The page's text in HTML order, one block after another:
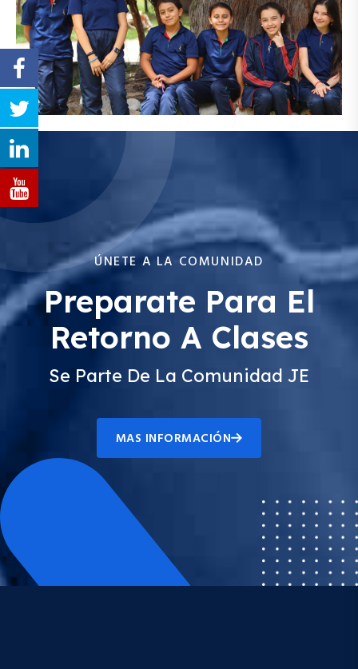
ÚNETE A LA COMUNIDAD
Preparate Para El
Retorno A Clases
Se Parte De La Comunidad JE
MAS INFORMACIÓN